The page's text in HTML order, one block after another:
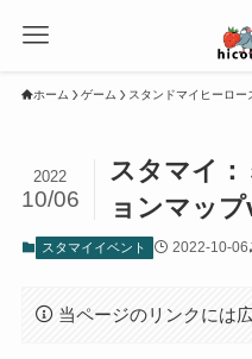
ホーム ゲーム スタンドマイヒーロー
スタマイ
ョンマップ
2022
10/06
スタマイイベント 2022-10-06
当ページのリンクには